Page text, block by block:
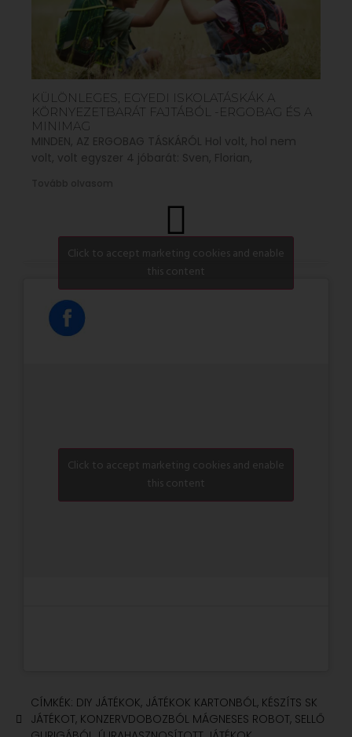
KÜLÖNLEGES, EGYEDI ISKOLATÁSKÁK A
KÖRNYEZETBARÁT FAJTÁBÓL -ERGOBAG ÉS A
MINIMAG
MINDEN, AZ ERGOBAG TÁSKÁRÓL Hol volt, hol nem
volt, volt egyszer 4 jóbarát: Sven, Florian,
Click to accept marketing cookies and enable
this content
Click to accept marketing cookies and enable
this content
CÍMKÉK: DIY JÁTÉKOK, JÁTÉKOK KARTONBÓL, KÉSZÍTS SK
JÁTÉKOT, KONZERVDOBOZBÓL MÁGNESES ROBOT, SELLŐ